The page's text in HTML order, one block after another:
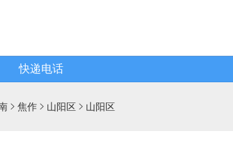
快递电话
 焦作  山阳区  山阳区